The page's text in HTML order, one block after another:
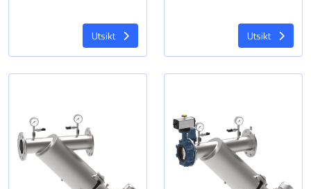
Utsikt Utsikt